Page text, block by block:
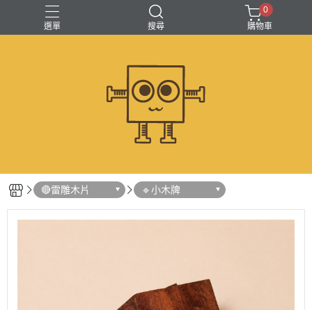
選單 搜尋
0
購物車
🔴雷雕木片 🔹小木牌